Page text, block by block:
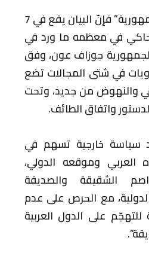
ووفق معلومات “الجمهورية” فإنّ البيان يقع في 7
في معظمه ما ورد في
جوزاف عون، وفق
في شتى المجالات تضع
والنهوض من جديد، وتحت
واتفاق الطائف.
سياسة خارجية تسهم في
العربي وموقعه الدولي،
الشقيقة والصديقة
مع الحرص على عدم
على الدول العربية